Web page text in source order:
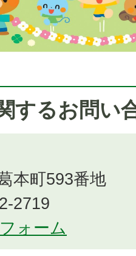
するお問い
本町593番地
2719
ォーム